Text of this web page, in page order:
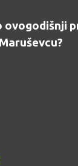
ovogodišnji